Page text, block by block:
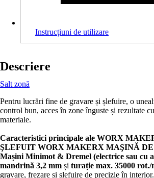
Instrucțiuni de utilizare
Descriere
Salt zonă
Pentru lucrări fine de gravare și șlefuire, o
control bun, acces în zone înguste și rezultate
materiale.
Caracteristici principale ale WORX
ŞLEFUIT WORX MAKERX MAŞINĂ
Mașini Minimot & Dremel (electrice sau cu
mandrină 3,2 mm și turație max. 35000 rot./
gravare, frezare și șlefuire de precizie în interior.